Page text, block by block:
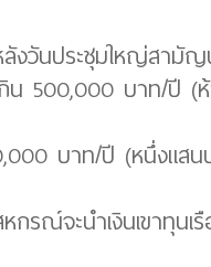
งวันประชุมใหญ่สามัญ
500,000 บาท/ปี (ห้
บาท/ปี (หนึ่งแส
รณ์จะนำเงินเขาทุน